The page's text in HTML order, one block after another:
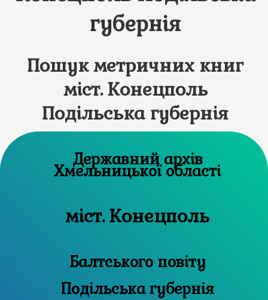
губернія
Пошук метричних книг
міст. Конецполь
Подільська губернія
Державний архів
Хмельницької області
міст. Конецполь
Балтського повіту
Подільська губернія